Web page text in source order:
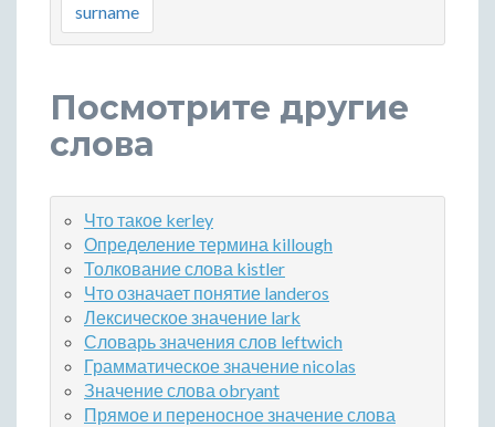
surname
Посмотрите другие
слова
Что такое kerley
Определение термина killough
Толкование слова kistler
Что означает понятие landeros
Лексическое значение lark
Словарь значения слов leftwich
Грамматическое значение nicolas
Значение слова obryant
Прямое и переносное значение слова